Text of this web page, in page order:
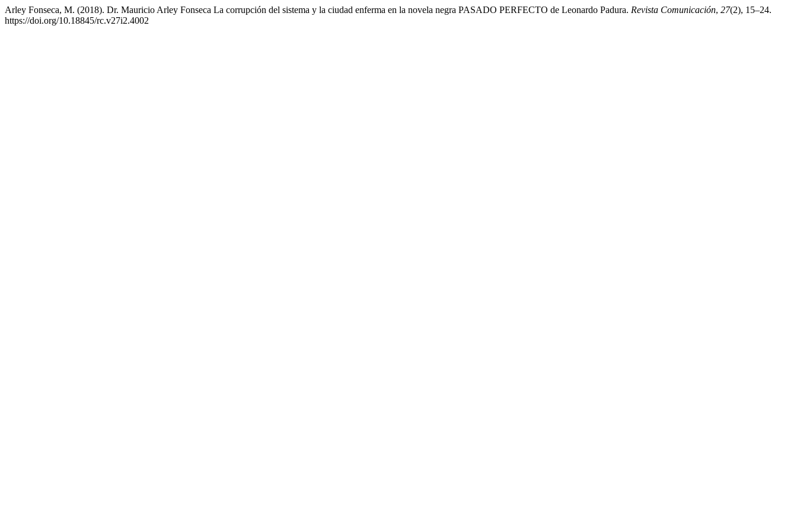
Arley Fonseca, M. (2018). Dr. Mauricio Arley Fonseca La corrupción del sistema y la ciudad enferma en la novela negra PASADO PERFECTO de Leonardo Padura. Revista Comunicación, 27(2), 15–24.
https://doi.org/10.18845/rc.v27i2.4002